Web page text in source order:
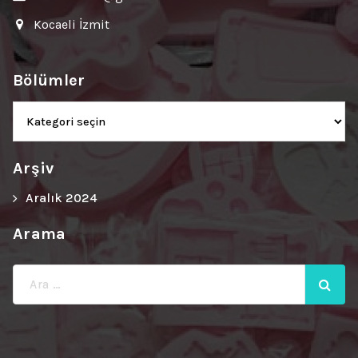
Kocaeli İzmit
Bölümler
Bölümler
Arşiv
Aralık 2024
Arama
Ara: